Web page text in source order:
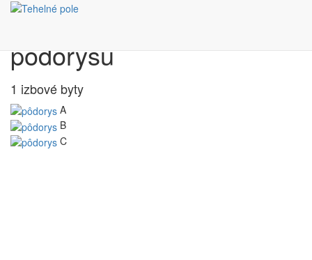
pôdorysu
1 izbové byty
A
B
C